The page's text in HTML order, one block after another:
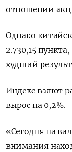
отношении
Однако
2.730,15
худший
Индекс валют
вырос на 0,2%.
«Сегодня на
внимания